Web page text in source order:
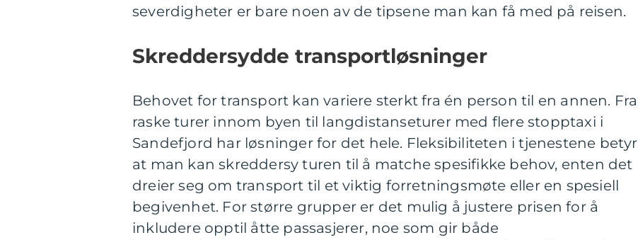
severdigheter er bare noen av de tipsene man kan få med på reisen.
Skreddersydde transportløsninger
Behovet for transport kan variere sterkt fra én person til en annen. Fra
raske turer innom byen til langdistanseturer med flere stopptaxi i
Sandefjord har løsninger for det hele. Fleksibiliteten i tjenestene betyr
at man kan skreddersy turen til å matche spesifikke behov, enten det
dreier seg om transport til et viktig forretningsmøte eller en spesiell
begivenhet. For større grupper er det mulig å justere prisen for å
inkludere opptil åtte passasjerer, noe som gir både